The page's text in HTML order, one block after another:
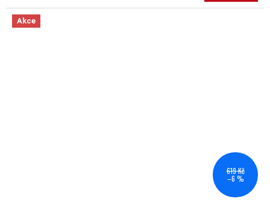
Akce
619 Kč
–6 %